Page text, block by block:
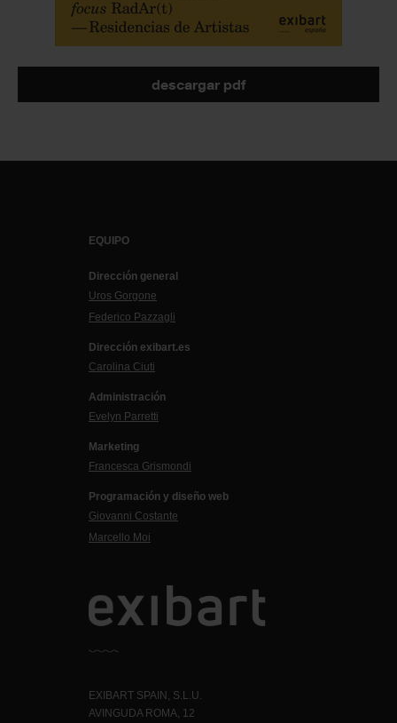
descargar pdf
EQUIPO
Dirección general
Uros Gorgone
Federico Pazzagli
Dirección exibart.es
Carolina Ciuti
Administración
Evelyn Parretti
Marketing
Francesca Grismondi
Programación y diseño web
Giovanni Costante
Marcello Moi
EXIBART SPAIN, S.L.U.
AVINGUDA ROMA, 12